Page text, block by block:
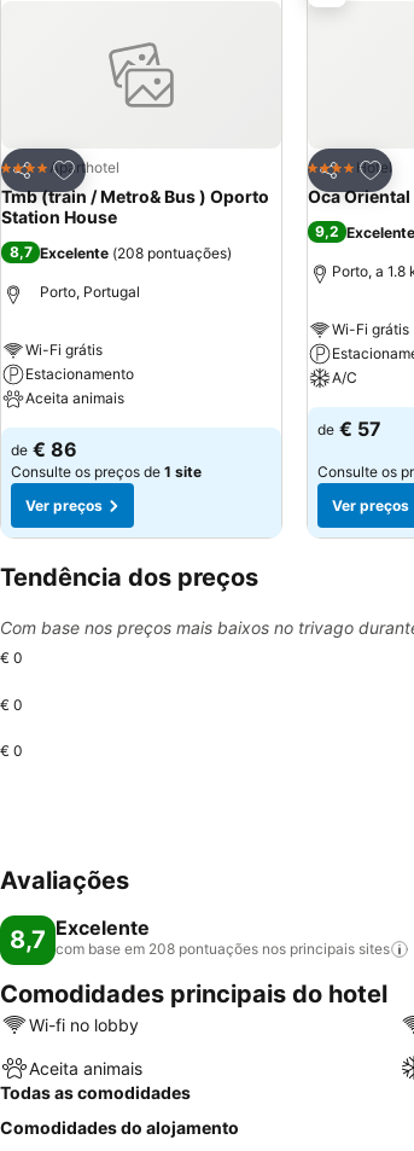
Partilhar
Adicionar aos favoritos
4 EstrelasAparthotel
Tmb (train / Metro& Bus ) Oporto
Station House
8,7 Excelente (208 pontuações)
Porto, Portugal
Wi-Fi grátis
Estacionamento
Aceita animais
de € 86
Consulte os preços de 1 site
Ver preços
Partilhar
4 EstrelasHotel
Oca
9,2 Excelente
Porto, a 1.8
Wi-Fi grátis
A/C
de € 57
Consulte os
Ver preços
Tendência dos preços
Com base nos preços mais baixos no trivago
€ 0
€ 0
€ 0
Avaliações
8,7 Excelente
com base em 208 pontuações nos principais sites
Comodidades principais do hotel
Wi-fi no lobby
Aceita animais
Todas as comodidades
Comodidades do alojamento